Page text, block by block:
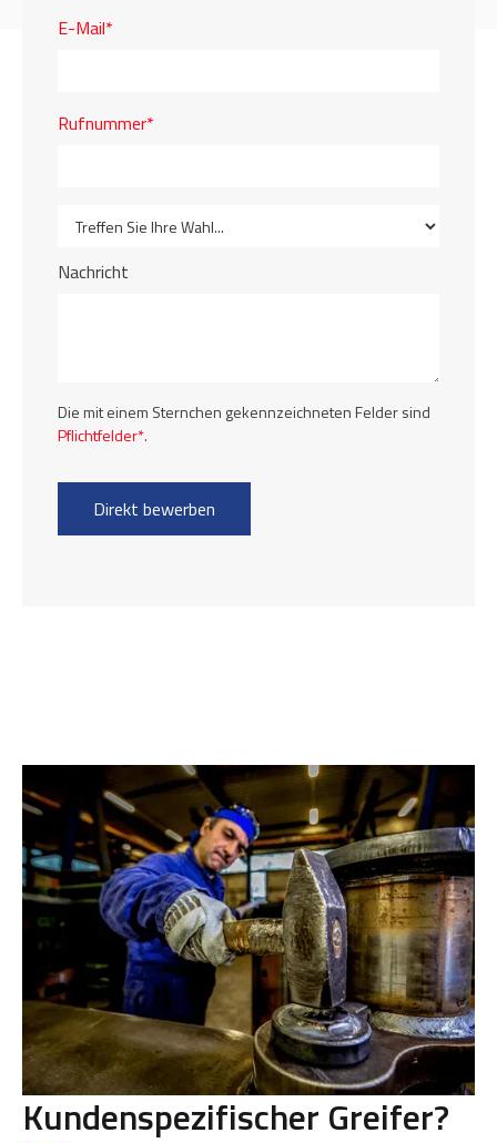
E-Mail*
Rufnummer*
Nachricht
Die mit einem Sternchen gekennzeichneten Felder sind
Pflichtfelder*.
Kundenspezifischer Greifer?